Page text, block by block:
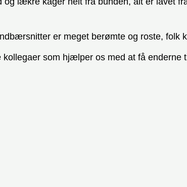
er meget berømte og roste, folk
som hjælper os med at få